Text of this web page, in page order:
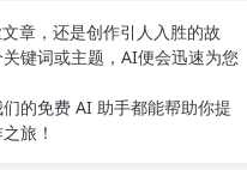
章，还是创作引人入胜的故
键词或主题，AI便会迅速为您
的免费 AI 助手都能帮助你提
旅！